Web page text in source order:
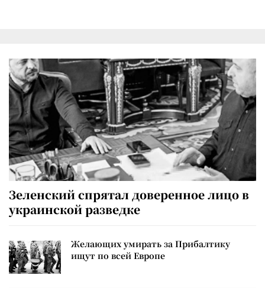
Зеленский спрятал доверенное лицо в
украинской разведке
Желающих умирать за Прибалтику
ищут по всей Европе